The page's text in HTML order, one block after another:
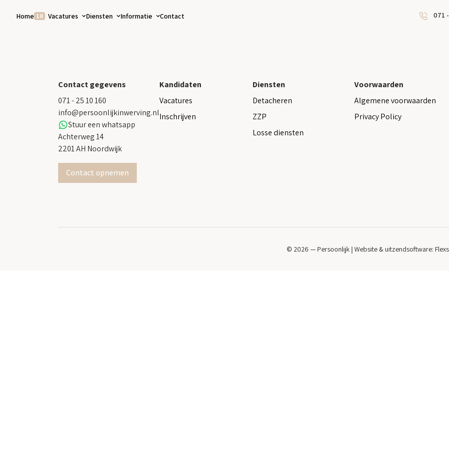
Home 10 Vacatures Diensten
Losse diensten
Informatie Contact 071
Contact gegevens
071 - 25 10 160
info@persoonlijkinwerving.nl
Stuur een whatsapp
Achterweg 14
2201 AH Noordwijk
Contact opnemen
Kandidaten
Vacatures
Inschrijven
Diensten
Detacheren
ZZP
Losse diensten
Voorwaarden
Algemene voorwaarden
Privacy Policy
© 2026 — Persoonlijk | Website & uitzendsoftware: